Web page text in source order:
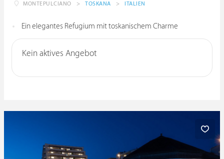
MONTEPULCIANO > TOSKANA > ITALIEN
Ein elegantes Refugium mit toskanischem Charme
Kein aktives Angebot